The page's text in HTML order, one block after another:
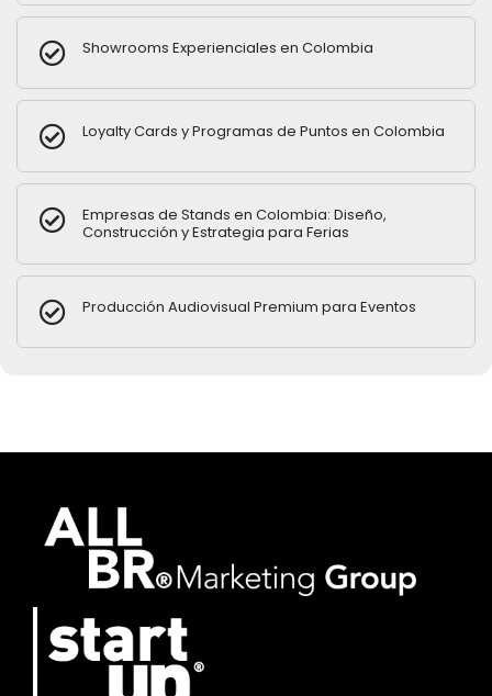
Showrooms Experienciales en Colombia
Loyalty Cards y Programas de Puntos en Colombia
Empresas de Stands en Colombia: Diseño,
Construcción y Estrategia para Ferias
Producción Audiovisual Premium para Eventos